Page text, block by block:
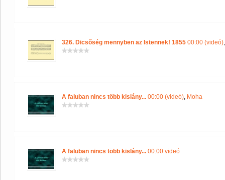
326. Dicsőség mennyben az Istennek! 1855 00:00 (videó)
A faluban nincs több kislány... 00:00 (videó), Moha
A faluban nincs több kislány... 00:00 videó